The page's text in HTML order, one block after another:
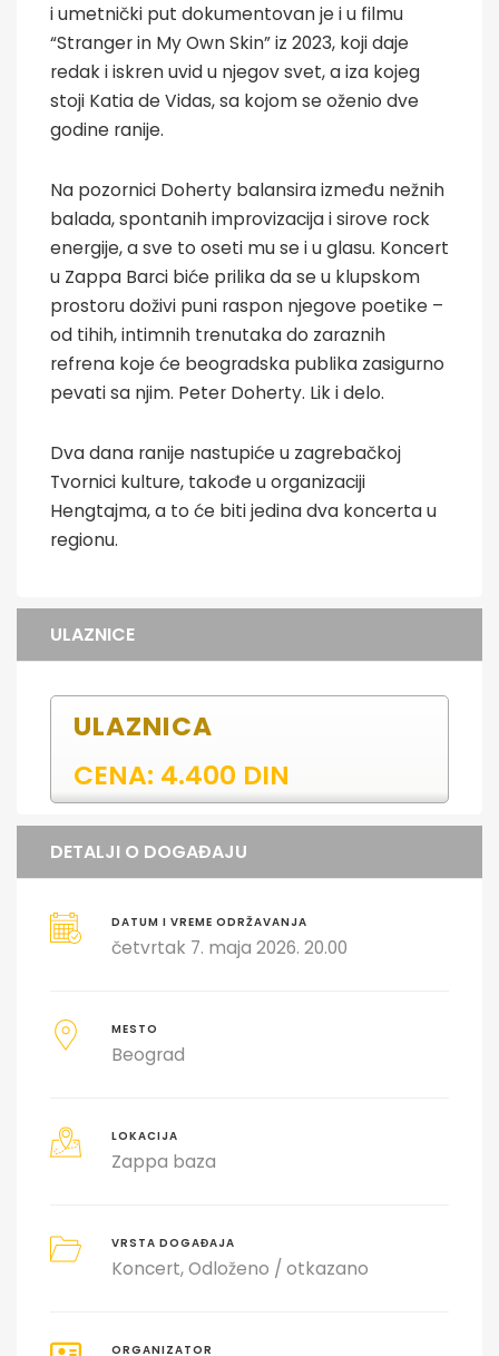
i umetnički put dokumentovan je i u filmu
“Stranger in My Own Skin” iz 2023, koji daje
redak i iskren uvid u njegov svet, a iza kojeg
stoji Katia de Vidas, sa kojom se oženio dve
godine ranije.
Na pozornici Doherty balansira između nežnih
balada, spontanih improvizacija i sirove rock
energije, a sve to oseti mu se i u glasu. Koncert
u Zappa Barci biće prilika da se u klupskom
prostoru doživi puni raspon njegove poetike –
od tihih, intimnih trenutaka do zaraznih
refrena koje će beogradska publika zasigurno
pevati sa njim. Peter Doherty. Lik i delo.
Dva dana ranije nastupiće u zagrebačkoj
Tvornici kulture, takođe u organizaciji
Hengtajma, a to će biti jedina dva koncerta u
regionu.
ULAZNICE
ULAZNICA
CENA: 4.400 DIN
DETALJI O DOGAĐAJU
DATUM I VREME ODRŽAVANJA
četvrtak 7. maja 2026. 20.00
MESTO
Beograd
LOKACIJA
Zappa baza
VRSTA DOGAĐAJA
Koncert Odloženo / otkazano
ORGANIZATOR